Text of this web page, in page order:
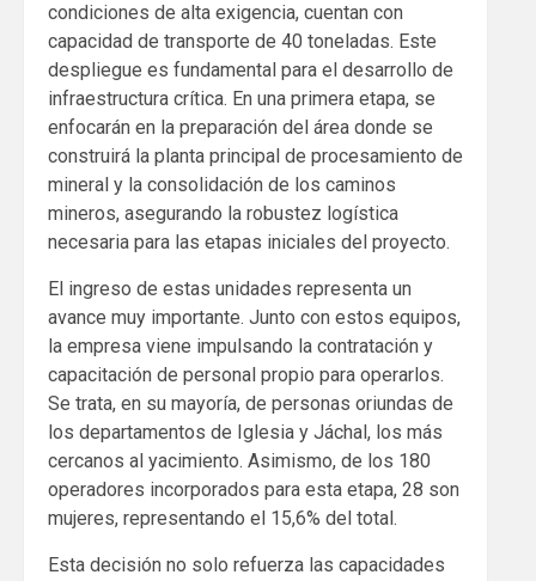
condiciones de alta exigencia, cuentan con
capacidad de transporte de 40 toneladas. Este
despliegue es fundamental para el desarrollo de
infraestructura crítica. En una primera etapa, se
enfocarán en la preparación del área donde se
construirá la planta principal de procesamiento de
mineral y la consolidación de los caminos
mineros, asegurando la robustez logística
necesaria para las etapas iniciales del proyecto.
El ingreso de estas unidades representa un
avance muy importante. Junto con estos equipos,
la empresa viene impulsando la contratación y
capacitación de personal propio para operarlos.
Se trata, en su mayoría, de personas oriundas de
los departamentos de Iglesia y Jáchal, los más
cercanos al yacimiento. Asimismo, de los 180
operadores incorporados para esta etapa, 28 son
mujeres, representando el 15,6% del total.
Esta decisión no solo refuerza las capacidades